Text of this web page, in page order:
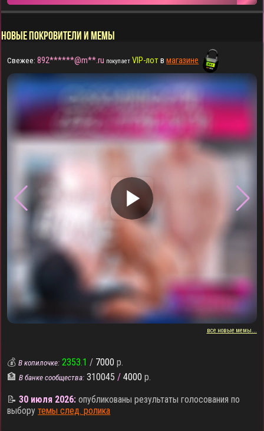
НОВЫЕ ПОКРОВИТЕЛИ И МЕМЫ
Свежее: 892******@m**.ru покупает VIP-лотвмагазине
▶
все новые мемы...
💰В копилочке: 2353.1 / 7000 р.
🏦В банке сообщества: 310045 / 4000 р.
📝30 июля 2026: опубликованы результаты голосования по
выборутемы след. ролика